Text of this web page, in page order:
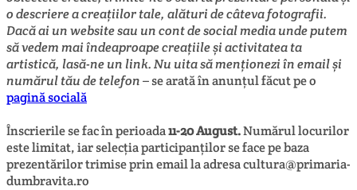
o descriere a creațiilor tale, alături de câteva fotografii.
Dacă ai un website sau un cont de social media unde putem
să vedem mai îndeaproape creațiile și activitatea ta
artistică, lasă-ne un link. Nu uita să menționezi în email și
numărul tău de telefon– se arată în anunțul făcut pe o
pagină socială
Înscrierile se fac în perioada11-20 August.Numărul locurilor
este limitat, iar selecția participanților se face pe baza
prezentărilor trimise prin email la adresa cultura@primaria-
dumbravita.ro